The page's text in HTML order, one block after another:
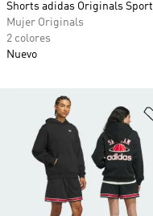
Shorts adidas Originals Sport
Mujer Originals
2 colores
Nuevo